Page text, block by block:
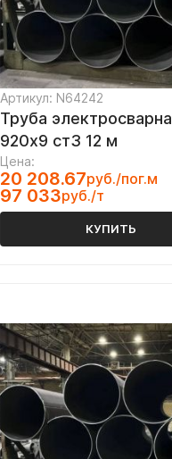
Артикул: N64242
Труба
920х9 ст3 12 м
Цена:
20 208.67руб./пог.м
97 033руб./т
КУПИТЬ